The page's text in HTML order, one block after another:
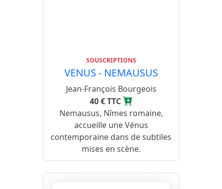
SOUSCRIPTIONS
VENUS - NEMAUSUS
Jean-François Bourgeois
40 € TTC
Nemausus, Nîmes romaine,
accueille une Vénus
contemporaine dans de subtiles
mises en scène.